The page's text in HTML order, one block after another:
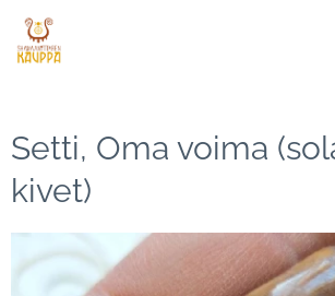
Setti, Oma voima
kivet)